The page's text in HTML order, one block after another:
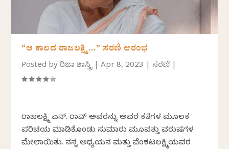
“ಆ ಕಾಲದ ರಾಜಲಕ್ಷ್ಮಿ…” ಸರಣಿ ಆರಂಭ
Posted byಗಿರಿಜಾ ಶಾಸ್ತ್ರಿ|Apr 8, 2023 |ಸರಣಿ
ರಾಜಲಕ್ಷ್ಮಿ ಎನ್. ರಾವ್ ಅವರನ್ನು ಅವರ ಕತೆಗಳ ಮೂಲಕ
ಪರಿಚಯ ಮಾಡಿಕೊಂಡು ಸುಮಾರು ಮೂವತ್ತು ವರುಷಗಳ
ಮೇಲಾಯಿತು. ನನ್ನ ಅಧ್ಯಯನ ಮತ್ತು ವೆಂಕಟಲಕ್ಷ್ಮಿಯವರ